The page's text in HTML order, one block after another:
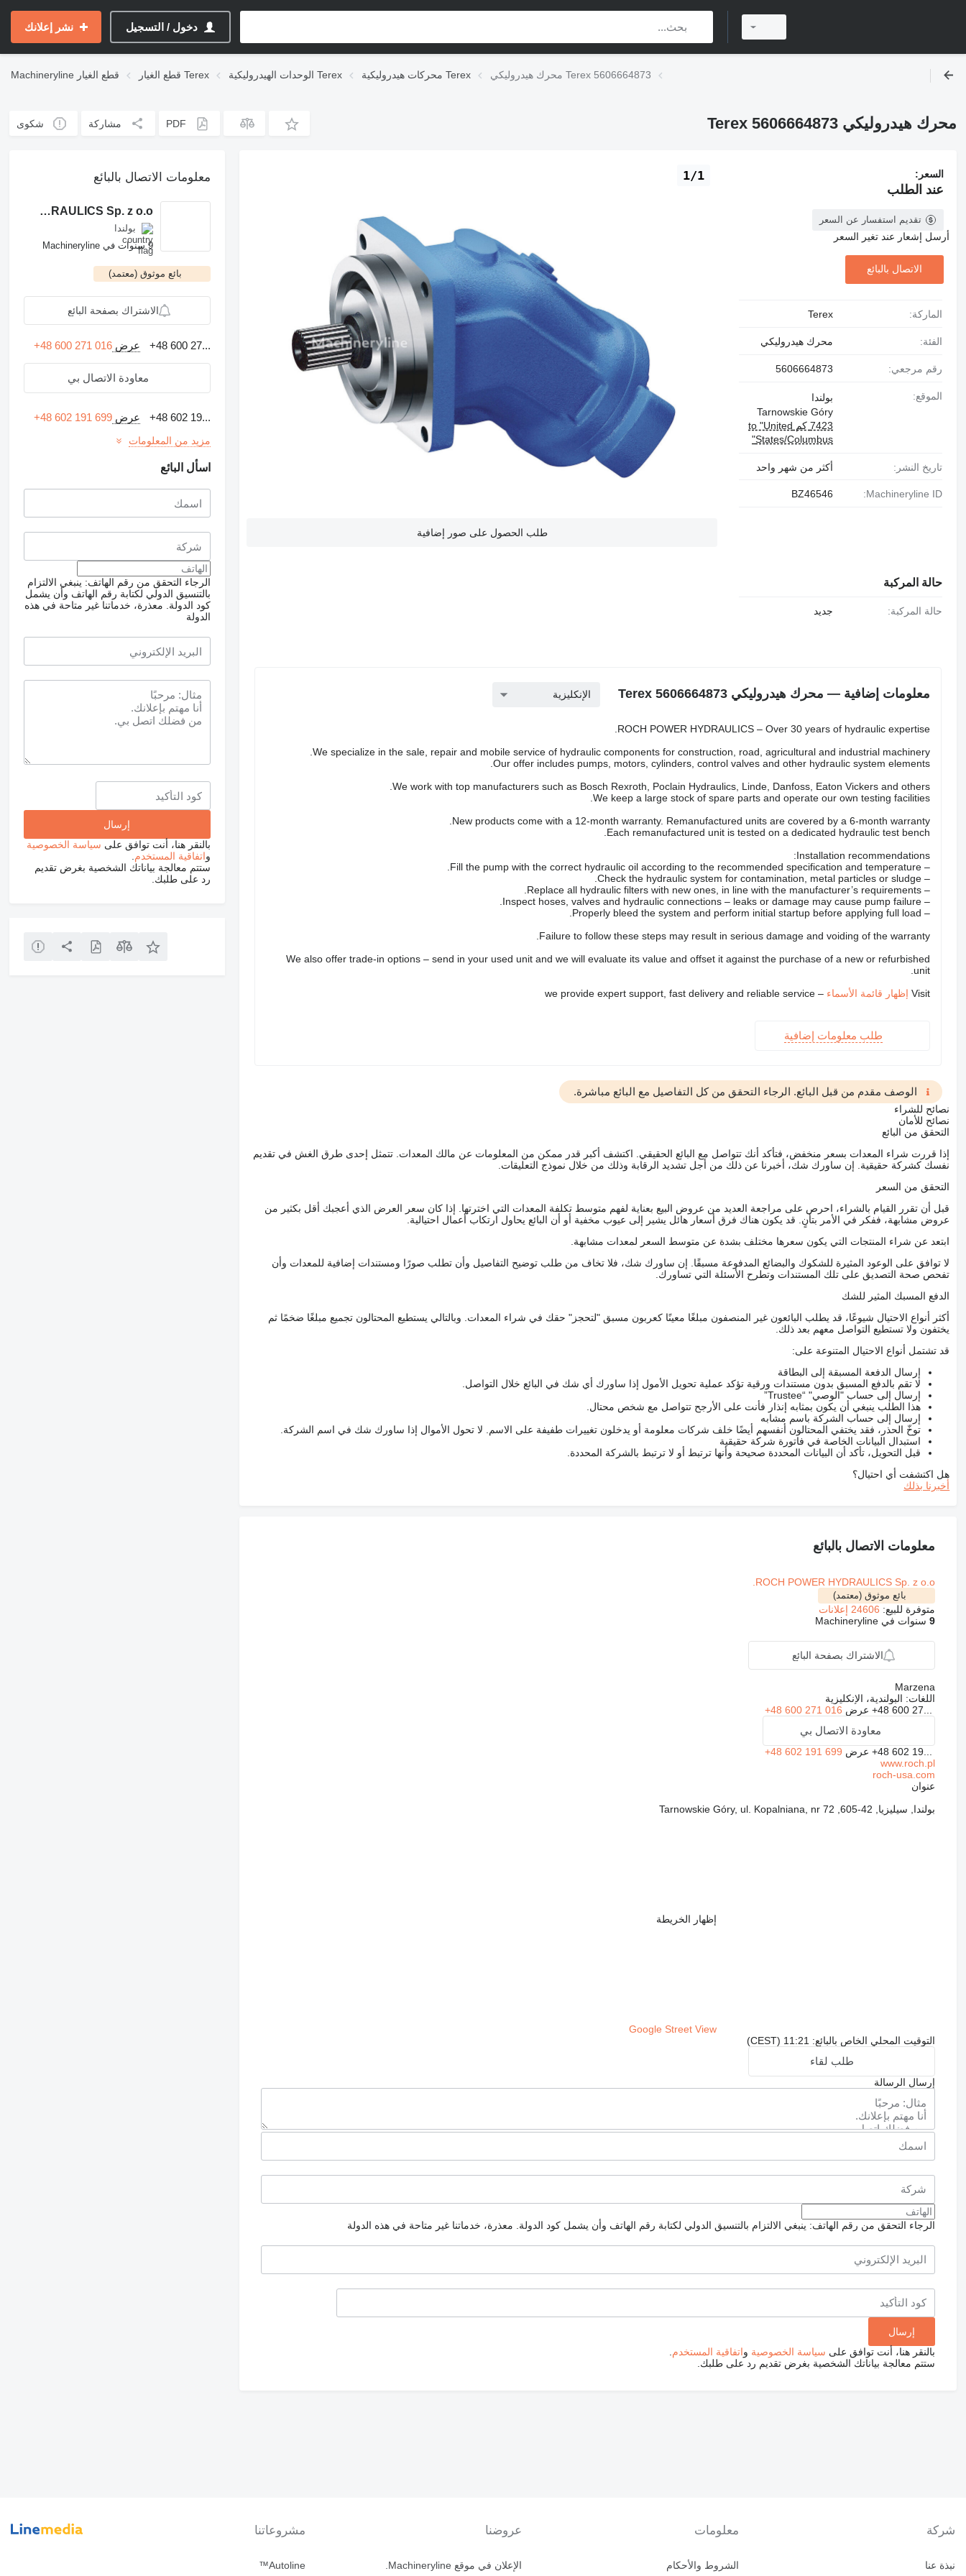
دخول / التسجيل نشر إعلانك
Machineryline قطع الغيار قطع الغيار Terex الوحدات الهيدروليكية Terex محركات هيدروليكية Terex محرك هيدروليكي Terex 5606664873
محرك هيدروليكي Terex 5606664873 PDF مشاركة شكوى
1/1
طلب الحصول على صور إضافية
السعر:
عند الطلب
تقديم استفسار عن السعر
أرسل إشعار عند تغير السعر
الاتصال بالبائع
الماركة: Terex
الفئة: محرك هيدروليكي
رقم مرجعي: 5606664873
الموقع:
بولندا
Tarnowskie Góry
7423 كم to "United
States/Columbus"
تاريخ النشر: أكثر من شهر واحد
Machineryline ID:
BZ46546
حالة المركبة
حالة المركبة: جديد
معلومات إضافية — محرك هيدروليكي Terex 5606664873 الإنكليزية
ROCH POWER HYDRAULICS – Over 30 years of hydraulic expertise.
We specialize in the sale, repair and mobile service of hydraulic components for construction, road, agricultural and industrial machinery.
Our offer includes pumps, motors, cylinders, control valves and other hydraulic system elements.
We work with top manufacturers such as Bosch Rexroth, Poclain Hydraulics, Linde, Danfoss, Eaton Vickers and others.
We keep a large stock of spare parts and operate our own testing facilities.
New products come with a 12-month warranty. Remanufactured units are covered by a 6-month warranty.
Each remanufactured unit is tested on a dedicated hydraulic test bench.
Installation recommendations:
– Fill the pump with the correct hydraulic oil according to the recommended specification and temperature.
– Check the hydraulic system for contamination, metal particles or sludge.
– Replace all hydraulic filters with new ones, in line with the manufacturer’s requirements.
– Inspect hoses, valves and hydraulic connections – leaks or damage may cause pump failure.
– Properly bleed the system and perform initial startup before applying full load.
Failure to follow these steps may result in serious damage and voiding of the warranty.
We also offer trade-in options – send in your used unit and we will evaluate its value and offset it against the purchase of a new or refurbished
unit.
Visit إظهار قائمة الأسماء – we provide expert support, fast delivery and reliable service
طلب معلومات إضافية
الوصف مقدم من قبل البائع. الرجاء التحقق من كل التفاصيل مع البائع مباشرة.
نصائح للشراء
نصائح للأمان
التحقق من البائع
إذا قررت شراء المعدات بسعر منخفض، فتأكد أنك تتواصل مع البائع الحقيقي. اكتشف أكبر قدر ممكن من المعلومات عن مالك المعدات. تتمثل إحدى طرق الغش في تقديم
نفسك كشركة حقيقية. إن ساورك شك، أخبرنا عن ذلك من أجل تشديد الرقابة وذلك من خلال نموذج التعليقات.
التحقق من السعر
قبل أن تقرر القيام بالشراء، احرص على مراجعة العديد من عروض البيع بعناية لفهم متوسط تكلفة المعدات التي اخترتها. إذا كان سعر العرض الذي أعجبك أقل بكثير من
عروض مشابهة، ففكر في الأمر بتأنٍ. قد يكون هناك فرق أسعار هائل يشير إلى عيوب مخفية أو أن البائع يحاول ارتكاب أعمال احتيالية.
ابتعد عن شراء المنتجات التي يكون سعرها مختلف بشدة عن متوسط السعر لمعدات مشابهة.
لا توافق على الوعود المثيرة للشكوك والبضائع المدفوعة مسبقًا. إن ساورك شك، فلا تخاف من طلب توضيح التفاصيل وأن تطلب صورًا ومستندات إضافية للمعدات وأن
تفحص صحة التصديق على تلك المستندات وتطرح الأسئلة التي تساورك.
الدفع المسبك المثير للشك
أكثر أنواع الاحتيال شيوعًا، قد يطلب البائعون غير المنصفون مبلغًا معينًا كعربون مسبق "لتحجز" حقك في شراء المعدات. وبالتالي يستطيع المحتالون تجميع مبلغًا ضخمًا ثم
يختفون ولا تستطيع التواصل معهم بعد ذلك.
قد تشتمل أنواع الاحتيال المتنوعة على:
إرسال الدفعة المسبقة إلى البطاقة
لا تقم بالدفع المسبق بدون مستندات ورقية تؤكد عملية تحويل الأمول إذا ساورك أي شك في البائع خلال التواصل.
إرسال إلى حساب "الوصي" “Trustee”
هذا الطلب ينبغي أن يكون بمثابه إنذار فأنت على الأرجح تتواصل مع شخص محتال.
إرسال إلى حساب الشركة باسم مشابه
توخّ الحذر، فقد يختفي المحتالون أنفسهم أيضًا خلف شركات معلومة أو يدخلون تغييرات طفيفة على الاسم. لا تحول الأموال إذا ساورك شك في اسم الشركة.
استبدال البيانات الخاصة في فاتورة شركة حقيقية
قبل التحويل، تأكد أن البيانات المحددة صحيحة وأنها ترتبط أو لا ترتبط بالشركة المحددة.
هل اكتشفت أي احتيال؟
أخبرنا بذلك
معلومات الاتصال بالبائع
ROCH POWER HYDRAULICS Sp. z o.o.
بائع موثوق (معتمد)
متوفرة للبيع: 24606 إعلانات
9سنوات في Machineryline
الاشتراك بصفحة البائع
Marzena
اللغات: البولندية، الإنكليزية
+48 600 27... عرض +48 600 271 016
معاودة الاتصال بي
+48 602 19... عرض +48 602 191 699
www.roch.pl
roch-usa.com
عنوان
بولندا, سيليزيا, 42-605, Tarnowskie Góry, ul. Kopalniana, nr 72
إظهار الخريطة
Google Street View
التوقيت المحلي الخاص بالبائع: 11:21 (CEST)
طلب لقاء
إرسال الرسالة
الرجاء التحقق من رقم الهاتف: ينبغي الالتزام بالتنسيق الدولي لكتابة رقم الهاتف وأن يشمل كود الدولة. معذرة، خدماتنا غير متاحة في هذه الدولة
بالنقر هنا، أنت توافق على سياسة الخصوصية واتفاقية المستخدم
ستتم معالجة بياناتك الشخصية بغرض تقديم رد على طلبك.
معلومات الاتصال بالبائع
ROCH POWER HYDRAULICS Sp. z o.o.
بولندا
9 سنوات في Machineryline
بائع موثوق (معتمد)
الاشتراك بصفحة البائع
+48 600 27... عرض+48 600 271 016
معاودة الاتصال بي
+48 602 19... عرض+48 602 191 699
مزيد من المعلومات
اسأل البائع
الرجاء التحقق من رقم الهاتف: ينبغي الالتزام
بالتنسيق الدولي لكتابة رقم الهاتف وأن يشمل
كود الدولة.
معذرة، خدماتنا غير متاحة في هذه
الدولة
بالنقر هنا، أنت توافق على سياسة الخصوصية
واتفاقية المستخدم
ستتم معالجة بياناتك الشخصية بغرض تقديم
رد على طلبك.
شركة
نبذة عنا
معلومات
الشروط والأحكام
عروضنا
الإعلان في موقع Machineryline.
مشروعاتنا
Autoline™